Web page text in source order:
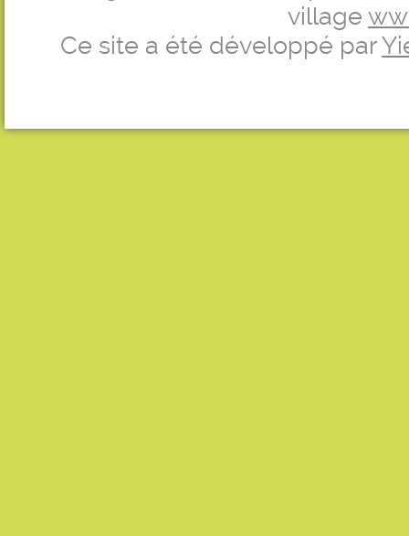
village
Ce site a été développé par